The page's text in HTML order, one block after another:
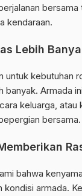
bersama
kendaraan.
Lebih
untuk kebutuhan
banyak. Armada
keluarga, atau
bersama.
bahwa
armada.